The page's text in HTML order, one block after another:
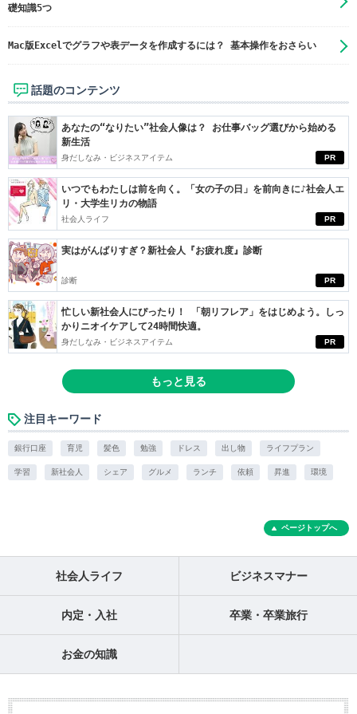
礎知識5つ
Mac版Excelでグラフや表データを作成するには？ 基本操作をおさらい
話題のコンテンツ
PR
あなたの“なりたい”社会人像は？ お仕事バッグ選びから始める
新生活
身だしなみ・ビジネスアイテム
PR
いつでもわたしは前を向く。「女の子の日」を前向きに♪社会人エ
リ・大学生リカの物語
社会人ライフ
PR
実はがんばりすぎ？新社会人『お疲れ度』診断
診断
PR
忙しい新社会人にぴったり！ 「朝リフレア」をはじめよう。しっ
かりニオイケアして24時間快適。
身だしなみ・ビジネスアイテム
もっと見る
注目キーワード
銀行口座 育児 髪色 勉強 ドレス 出し物 ライフプラン
学習 新社会人 シェア グルメ ランチ 依頼 昇進 環境
ページトップへ
社会人ライフ ビジネスマナー
内定・入社 卒業・卒業旅行
お金の知識